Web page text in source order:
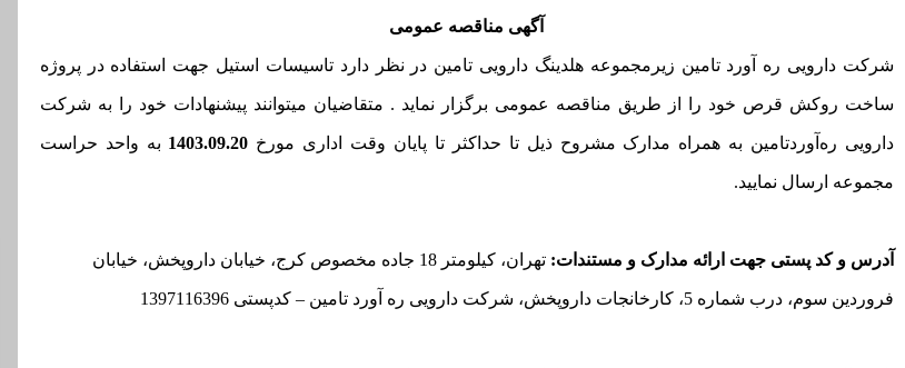
آگهی مناقصه عمومی
شرکت دارویی ره آورد تامین زیرمجموعه هلدینگ دارویی تامین در نظر دارد تاسیسات استیل جهت استفاده در پروژه
ساخت روکش قرص خود را از طریق مناقصه عمومی برگزار نماید . متقاضیان میتوانند پیشنهادات خود را به شرکت
دارویی ره‌آوردتامین به همراه مدارک مشروح ذیل تا حداکثر تا پایان وقت اداری مورخ 1403.09.20 به واحد حراست
مجموعه ارسال نمایید.
آدرس و کد پستی جهت ارائه مدارک و مستندات: تهران، کیلومتر 18 جاده مخصوص کرج، خیابان داروپخش، خیابان
فروردین سوم، درب شماره 5، کارخانجات داروپخش، شرکت دارویی ره آورد تامین – کدپستی 1397116396